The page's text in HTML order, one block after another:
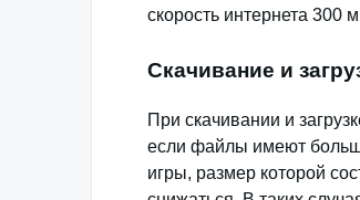
скорость интернета 300
Скачивание и
При скачивании и
если файлы имеют
игры, размер которой